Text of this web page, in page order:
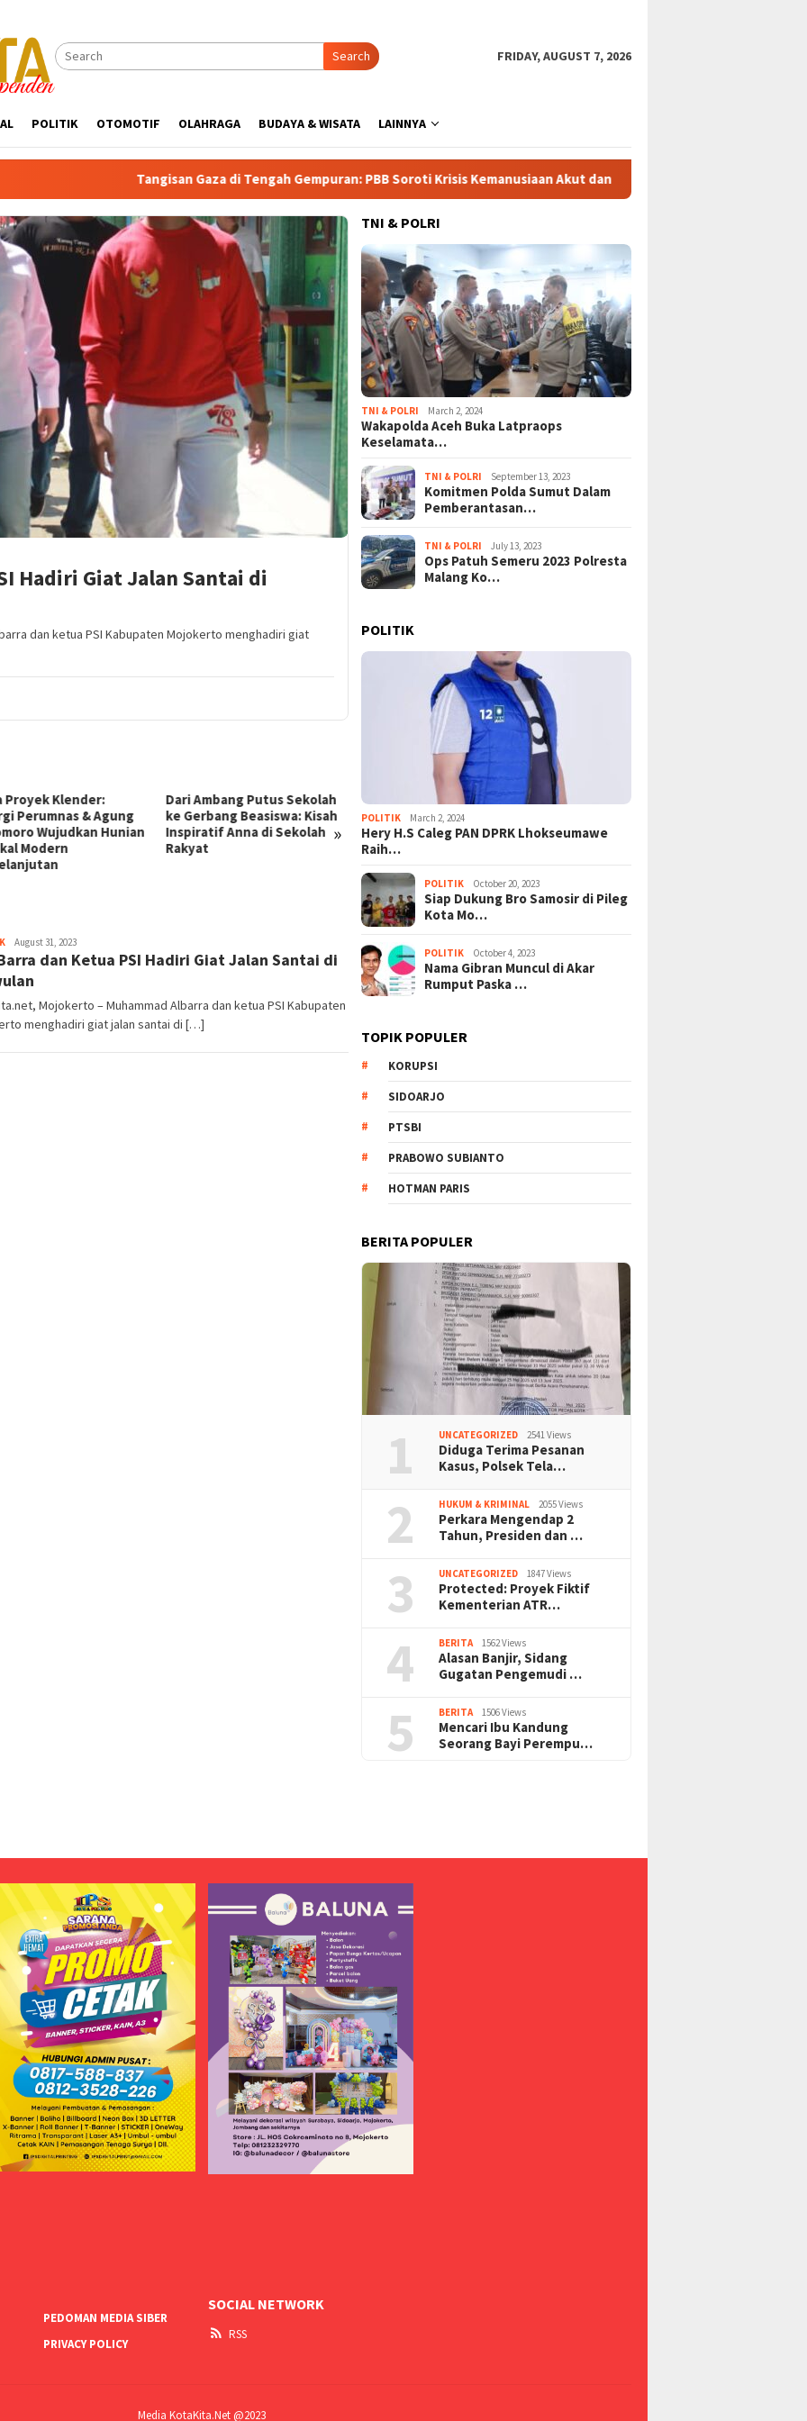
Search FRIDAY, AUGUST 7, 2026
POLITIK OTOMOTIF OLAHRAGA BUDAYA & WISATA LAINNYA
Tangisan Gaza di Tengah Gempuran: PBB Soroti Krisis Kemanusiaan Akut dan Kekerasan Israel
Hadiri Giat Jalan Santai di
dan ketua PSI Kabupaten Mojokerto menghadiri giat
»
Putus Sekolah
Beasiswa: Kisah
Anna di Sekolah
Terobosan Ekonomi
Prabowo: Dari Kampung Haji
di Mekkah hingga Efisiensi
BUMN Triliunan Rupiah
KPK Bongkar Lapisan Baru
Skandal Suap Pajak: Dolar AS
Disita di Tangerang, Jaringan
Korupsi Kian Terkuak!
Tangisan Gaza di Tengah
Kemanusiaan Akut dan
Redaksi
August 31, 2023
dan Ketua PSI Hadiri Giat Jalan Santai di
Mojokerto – Muhammad Albarra dan ketua PSI Kabupaten
menghadiri giat jalan santai di […]
TNI & POLRI
TNI & POLRI March 2, 2024
Wakapolda Aceh Buka Latpraops
Keselamata…
TNI & POLRI September 13, 2023
Komitmen Polda Sumut Dalam
Pemberantasan…
TNI & POLRI July 13, 2023
Ops Patuh Semeru 2023 Polresta
Malang Ko…
POLITIK
POLITIK March 2, 2024
Hery H.S Caleg PAN DPRK Lhokseumawe
Raih…
POLITIK October 20, 2023
Siap Dukung Bro Samosir di Pileg
Kota Mo…
POLITIK October 4, 2023
Nama Gibran Muncul di Akar
Rumput Paska …
TOPIK POPULER
KORUPSI
SIDOARJO
PTSBI
PRABOWO SUBIANTO
HOTMAN PARIS
BERITA POPULER
1 UNCATEGORIZED 2541 Views
Diduga Terima Pesanan
Kasus, Polsek Tela…
2 HUKUM & KRIMINAL 2055 Views
Perkara Mengendap 2
Tahun, Presiden dan …
3 UNCATEGORIZED 1847 Views
Protected: Proyek Fiktif
Kementerian ATR…
4 BERITA 1562 Views
Alasan Banjir, Sidang
Gugatan Pengemudi …
5 BERITA 1506 Views
Mencari Ibu Kandung
Seorang Bayi Perempu…
PEDOMAN MEDIA SIBER
PRIVACY POLICY
SOCIAL NETWORK
RSS
Media KotaKita.Net @2023